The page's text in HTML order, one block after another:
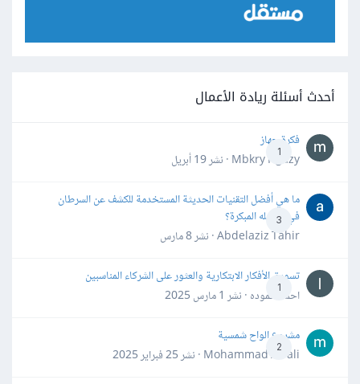
أحدث أسئلة ريادة الأعمال
1
فكرة جهاز
Mbkry Hgazy · نشر
19 أبريل
3
ما هي أفضل التقنيات الحديثة المستخدمة للكشف عن السرطان
في مراحله المبكرة؟
Abdelaziz Tahir · نشر
8 مارس
1
تسويق الأفكار الابتكارية والعثور على الشركاء المناسبين
احمد حموده · نشر 1 مارس 2025
2
مشروع الواح شمسية
Mohammad Awali · نشر
25 فبراير 2025